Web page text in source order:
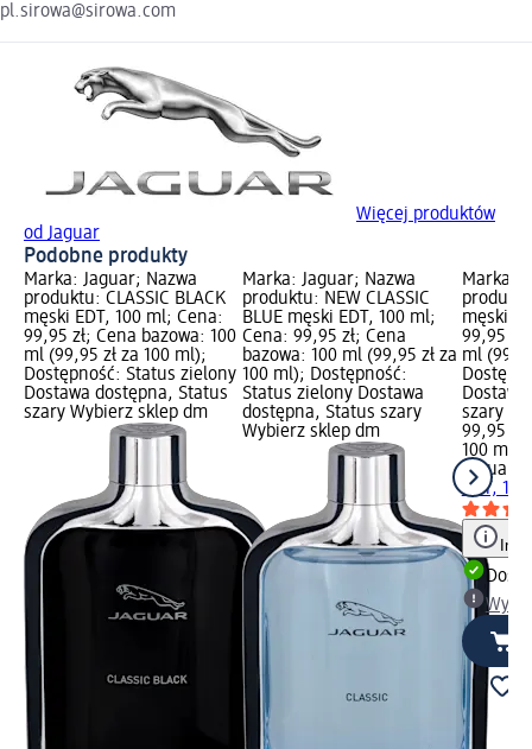
pl.sirowa@sirowa.com
Więcej produktów
od Jaguar
Podobne produkty
Marka: Jaguar; Nazwa
produktu: CLASSIC BLACK
męski EDT, 100 ml; Cena:
99,95 zł; Cena bazowa: 100
ml (99,95 zł za 100 ml);
Dostępność: Status zielony
Dostawa dostępna, Status
szary Wybierz sklep dm
Marka: Jaguar; Nazwa
produktu: NEW CLASSIC
BLUE męski EDT, 100 ml;
Cena: 99,95 zł; Cena
bazowa: 100 ml (99,95 zł za
100 ml); Dostępność:
Status zielony Dostawa
dostępna, Status szary
Wybierz sklep dm
Marka:
męski
99,95
ml
szary
99,95 zł
100 ml
Jaguar
EDT,